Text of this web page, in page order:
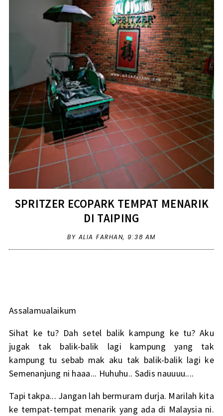
SPRITZER ECOPARK TEMPAT MENARIK
DI TAIPING
BY ALIA FARHAN, 9:38 AM
Assalamualaikum
Sihat ke tu? Dah setel balik kampung ke tu? Aku
jugak tak balik-balik lagi kampung yang tak
kampung tu sebab mak aku tak balik-balik lagi ke
Semenanjung ni haaa... Huhuhu.. Sadis nauuuu....
Tapi takpa... Jangan lah bermuram durja. Marilah kita
ke tempat-tempat menarik yang ada di Malaysia ni.